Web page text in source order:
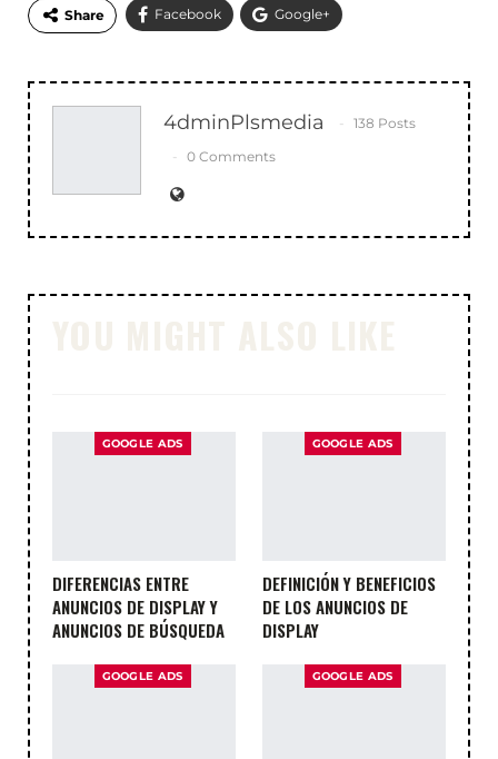
Share Facebook Google+
4dminPlsmedia
138 Posts
0 Comments
GOOGLE ADS
DIFERENCIAS ENTRE
ANUNCIOS DE DISPLAY Y
ANUNCIOS DE BÚSQUEDA
GOOGLE ADS
DEFINICIÓN Y BENEFICIOS
DE LOS ANUNCIOS DE
DISPLAY
GOOGLE ADS GOOGLE ADS